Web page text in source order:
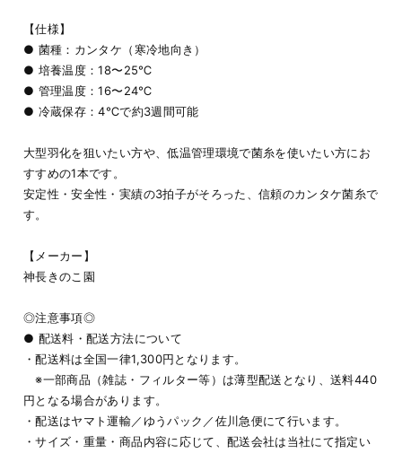
【仕様】
● 菌種：カンタケ（寒冷地向き）
● 培養温度：18〜25℃
● 管理温度：16〜24℃
● 冷蔵保存：4℃で約3週間可能
大型羽化を狙いたい方や、低温管理環境で菌糸を使いたい方にお
すすめの1本です。
安定性・安全性・実績の3拍子がそろった、信頼のカンタケ菌糸で
す。
【メーカー】
神長きのこ園
◎注意事項◎
● 配送料・配送方法について
・配送料は全国一律1,300円となります。
※一部商品（雑誌・フィルター等）は薄型配送となり、送料440
円となる場合があります。
・配送はヤマト運輸／ゆうパック／佐川急便にて行います。
・サイズ・重量・商品内容に応じて、配送会社は当社にて指定い